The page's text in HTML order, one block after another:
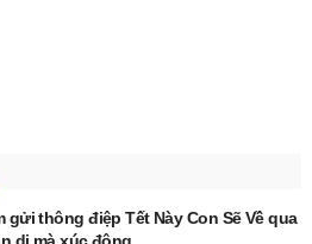
gửi thông điệp Tết Này Con Sẽ Về qua
dị mà xúc động